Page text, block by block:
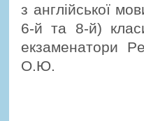
з англійської
6-й та 8-й)
екзаменатори
О.Ю.